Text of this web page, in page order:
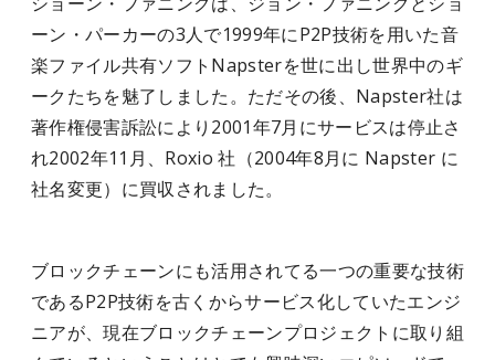
ーン・パーカーの3人で1999年にP2P技術を用いた音
楽ファイル共有ソフトNapsterを世に出し世界中のギ
ークたちを魅了しました。ただその後、Napster社は
著作権侵害訴訟により2001年7月にサービスは停止さ
れ2002年11月、Roxio 社（2004年8月に Napster に
社名変更）に買収されました。
ブロックチェーンにも活用されてる一つの重要な技術
であるP2P技術を古くからサービス化していたエンジ
ニアが、現在ブロックチェーンプロジェクトに取り組